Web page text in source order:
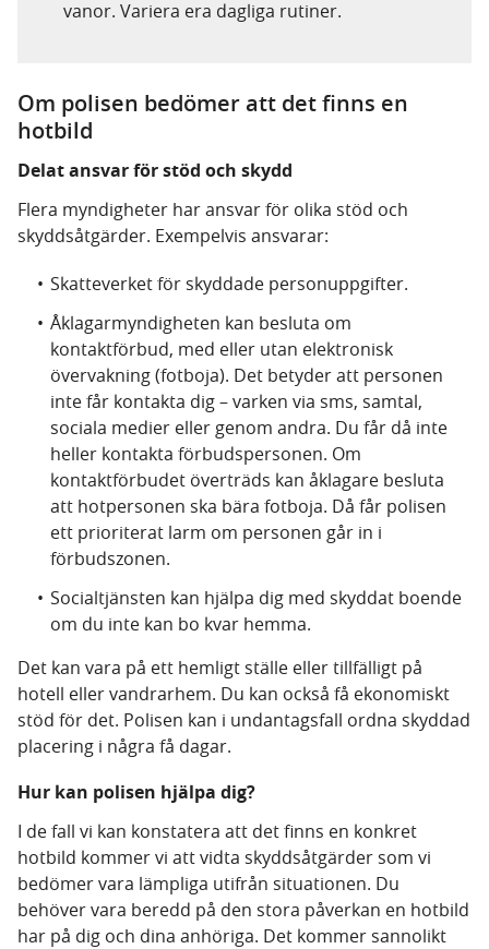
vanor. Variera era dagliga rutiner.
Om polisen bedömer att det finns en
hotbild
Delat ansvar för stöd och skydd
Flera myndigheter har ansvar för olika stöd och
skyddsåtgärder. Exempelvis ansvarar:
Skatteverket för skyddade personuppgifter.
Åklagarmyndigheten kan besluta om
kontaktförbud, med eller utan elektronisk
övervakning (fotboja). Det betyder att personen
inte får kontakta dig – varken via sms, samtal,
sociala medier eller genom andra. Du får då inte
heller kontakta förbudspersonen. Om
kontaktförbudet överträds kan åklagare besluta
att hotpersonen ska bära fotboja. Då får polisen
ett prioriterat larm om personen går in i
förbudszonen.
Socialtjänsten kan hjälpa dig med skyddat boende
om du inte kan bo kvar hemma.
Det kan vara på ett hemligt ställe eller tillfälligt på
hotell eller vandrarhem. Du kan också få ekonomiskt
stöd för det. Polisen kan i undantagsfall ordna skyddad
placering i några få dagar.
Hur kan polisen hjälpa dig?
I de fall vi kan konstatera att det finns en konkret
hotbild kommer vi att vidta skyddsåtgärder som vi
bedömer vara lämpliga utifrån situationen. Du
behöver vara beredd på den stora påverkan en hotbild
har på dig och dina anhöriga. Det kommer sannolikt